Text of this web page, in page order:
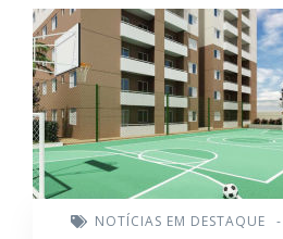
NOTÍCIAS EM DESTAQUE -